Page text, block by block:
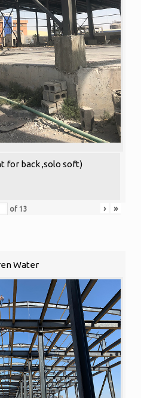
for back ,solo soft)
of 13 › »
Water